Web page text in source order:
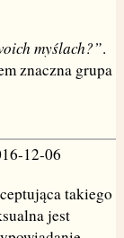
myślach?”.
znaczna grupa
12-06
takiego
jest